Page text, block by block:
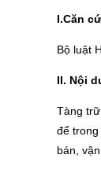
I.Căn
Bộ luật
II. Nội
Tàng
để
bán,